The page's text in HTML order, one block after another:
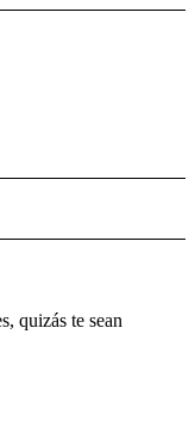
quizás te sean